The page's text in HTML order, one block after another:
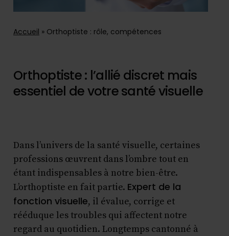
Accueil » Orthoptiste : rôle, compétences
Orthoptiste : l’allié discret mais
essentiel de votre santé visuelle
Dans l’univers de la santé visuelle, certaines
professions œuvrent dans l’ombre tout en
étant indispensables à notre bien-être.
L’orthoptiste en fait partie. Expert de la
fonction visuelle, il évalue, corrige et
rééduque les troubles qui affectent notre
regard au quotidien. Longtemps cantonné à